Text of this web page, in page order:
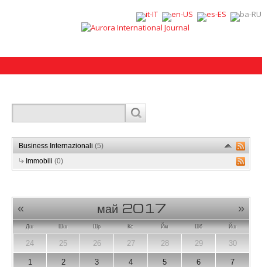
Business Internazionali (5)
Immobili (0)
« май 2017 »
Дш Шш Шр Кс Йм Шб Йш
24 25 26 27 28 29 30
1 2 3 4 5 6 7